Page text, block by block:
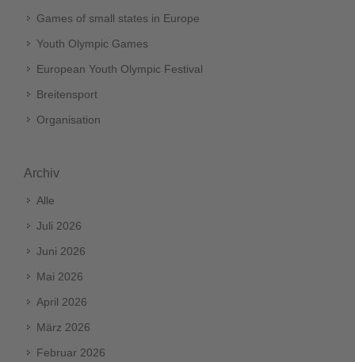
Games of small states in Europe
Youth Olympic Games
European Youth Olympic Festival
Breitensport
Organisation
Archiv
Alle
Juli 2026
Juni 2026
Mai 2026
April 2026
März 2026
Februar 2026